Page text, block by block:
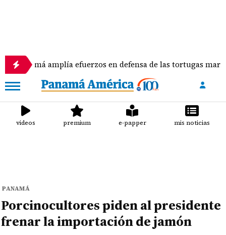
amplía efuerzos en defensa de las tortugas marinas
videos premium e-papper mis noticias
PANAMÁ
Porcinocultores piden al presidente
frenar la importación de jamón